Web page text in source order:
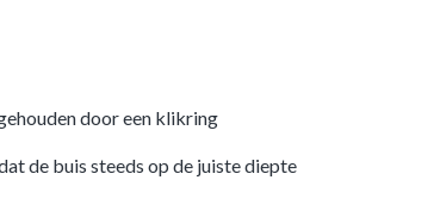
door een klikring
de buis steeds op de juiste diepte